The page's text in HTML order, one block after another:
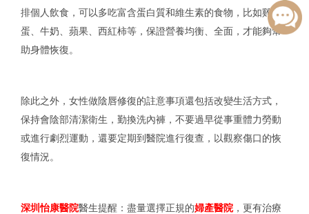
排個人飲食，可以多吃富含蛋白質和維生素的食物，比如雞
蛋、牛奶、蘋果、西紅柿等，保證營養均衡、全面，才能夠幫
助身體恢復。
除此之外，女性做陰唇修復的註意事項還包括改變生活方式，
保持會陰部清潔衛生，勤換洗內褲，不要過早從事重體力勞動
或進行劇烈運動，還要定期到醫院進行復查，以觀察傷口的恢
復情況。
深圳怡康醫院醫生提醒：盡量選擇正規的婦產醫院，更有治療